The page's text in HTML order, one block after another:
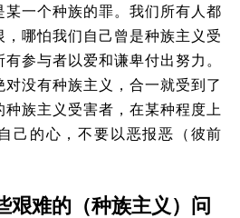
一个种族的罪。我们所有人都
哪怕我们自己曾是种族主义受
参与者以爱和谦卑付出努力。
没有种族主义，合一就受到了
族主义受害者，在某种程度上
己的心，不要以恶报恶（彼前
艰难的（种族主义）问